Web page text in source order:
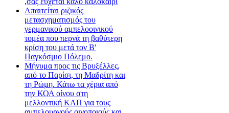
Απαιτείται ριζικός
μετασχηματισμός του
γερμανικού αμπελοοινικού
τομέα που περνά τη βαθύτερη
κρίση του μετά τον Β'
Παγκόσμιο Πόλεμο.
Μήνυμα προς τις Βρυξέλλες,
από το Παρίσι, τη Μαδρίτη και
τη Ρώμη. Κάτω τα χέρια από
την ΚΟΑ οίνου στη
μελλοντική ΚΑΠ για τους